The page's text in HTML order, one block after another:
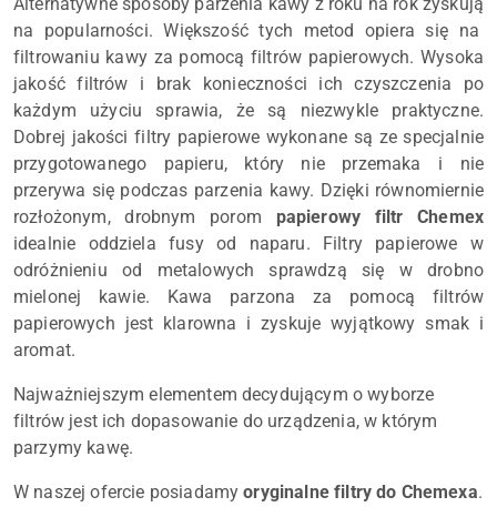
na popularności. Większość tych metod opiera się na
filtrowaniu kawy za pomocą filtrów papierowych. Wysoka
jakość filtrów i brak konieczności ich czyszczenia po
każdym użyciu sprawia, że są niezwykle praktyczne.
Dobrej jakości filtry papierowe wykonane są ze specjalnie
przygotowanego papieru, który nie przemaka i nie
przerywa się podczas parzenia kawy. Dzięki równomiernie
rozłożonym, drobnym porom papierowy filtr Chemex
idealnie oddziela fusy od naparu. Filtry papierowe w
odróżnieniu od metalowych sprawdzą się w drobno
mielonej kawie. Kawa parzona za pomocą filtrów
papierowych jest klarowna i zyskuje wyjątkowy smak i
aromat.
Najważniejszym elementem decydującym o wyborze
filtrów jest ich dopasowanie do urządzenia, w którym
parzymy kawę.
W naszej ofercie posiadamyoryginalne filtry do Chemexa.